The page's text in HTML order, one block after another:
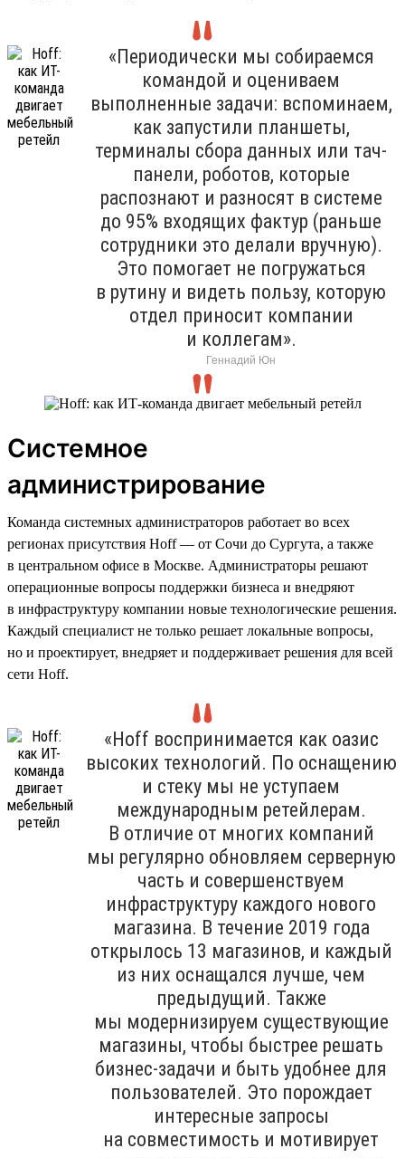
«Периодически мы собираемся
командой и оцениваем
выполненные задачи: вспоминаем,
как запустили планшеты,
терминалы сбора данных или тач-
панели, роботов, которые
распознают и разносят в системе
до 95% входящих фактур (раньше
сотрудники это делали вручную).
Это помогает не погружаться
в рутину и видеть пользу, которую
отдел приносит компании
и коллегам».
Геннадий Юн
Системное
администрирование
Команда системных администраторов работает во всех
регионах присутствия Hoff — от Сочи до Сургута, а также
в центральном офисе в Москве. Администраторы решают
операционные вопросы поддержки бизнеса и внедряют
в инфраструктуру компании новые технологические решения.
Каждый специалист не только решает локальные вопросы,
но и проектирует, внедряет и поддерживает решения для всей
сети Hoff.
«Hoff воспринимается как оазис
высоких технологий. По оснащению
и стеку мы не уступаем
международным ретейлерам.
В отличие от многих компаний
мы регулярно обновляем серверную
часть и совершенствуем
инфраструктуру каждого нового
магазина. В течение 2019 года
открылось 13 магазинов, и каждый
из них оснащался лучше, чем
предыдущий. Также
мы модернизируем существующие
магазины, чтобы быстрее решать
бизнес-задачи и быть удобнее для
пользователей. Это порождает
интересные запросы
на совместимость и мотивирует